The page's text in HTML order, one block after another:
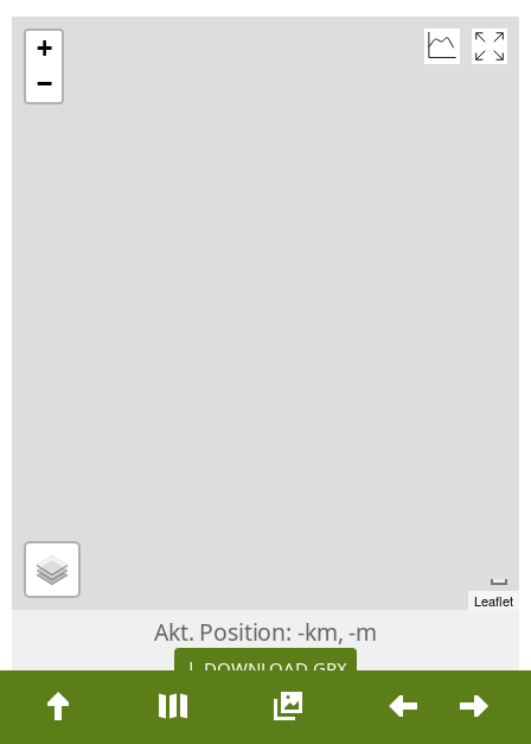
Beitrags-
Navigation
+
−
Leaflet
Akt. Position: -km, -m
↓ DOWNLOAD GPX